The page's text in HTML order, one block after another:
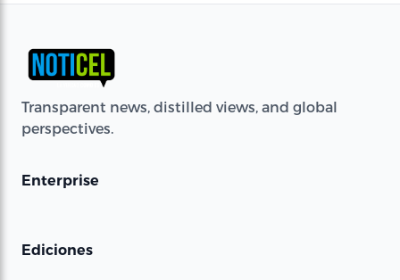
Transparent news, distilled views, and global
perspectives.
Enterprise
Ediciones